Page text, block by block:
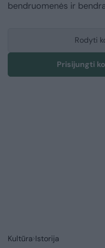
bendruomenės ir
Rodyti
Prisijungti
Kultūra Istorija